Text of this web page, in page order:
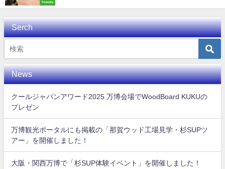
Forestry
Serch
News
クールジャパンアワード2025 万博会場でWoodBoard KUKUの
プレゼン
万博観光ポータルにも掲載の「那賀ウッド工場見学・杉SUPツ
アー」を開催しました！
大阪・関西万博で「杉SUP体験イベント」を開催しました！